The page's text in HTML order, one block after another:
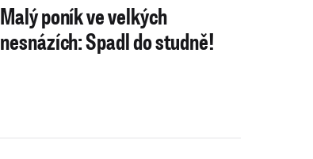
Malý poník ve velkých
nesnázích: Spadl do studně!